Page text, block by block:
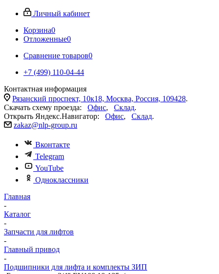
Личный кабинет
Корзина0
Отложенные0
Сравнение товаров0
+7 (499) 110-04-44
Контактная информация
Рязанский проспект, 10к18, Москва, Россия, 109428.
Скачать схему проезда: Офис, Склад.
Открыть Яндекс.Навигатор: Офис, Склад.
zakaz@nlp-group.ru
Вконтакте
Telegram
YouTube
Одноклассники
Главная
-
Каталог
-
Запчасти для лифтов
-
Главный привод
-
Подшипники для лифта и комплекты ЗИП